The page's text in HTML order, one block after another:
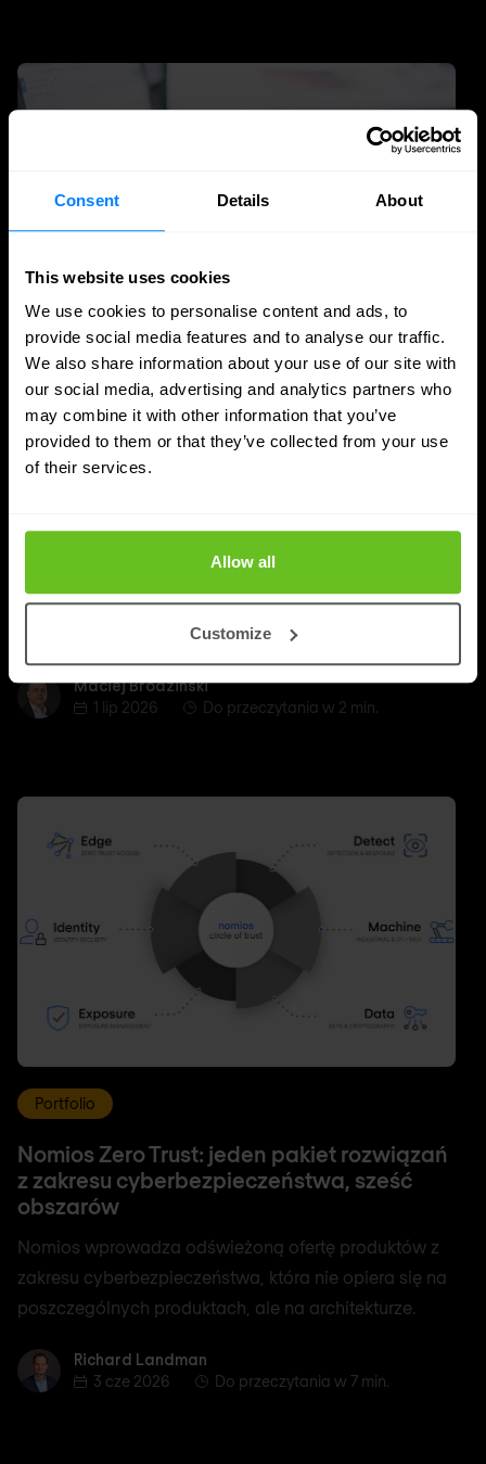
Consent Details About
This website uses cookies
We use cookies to personalise content and ads, to
provide social media features and to analyse our traffic.
We also share information about your use of our site with
our social media, advertising and analytics partners who
may combine it with other information that you’ve
provided to them or that they’ve collected from your use
of their services.
Allow all
Customize
SASE
Praca hybrydowa bez kompromisów.
Zabezpiecz dostęp do danych i aplikacji
dzięki FortiSASE
użytkownika jak i stacji końcowej, na której pracuje.
Zabezpiecz dostęp do danych i aplikacji dzięki
Maciej Brodziński
Maciej Brodziński
1 lip 2026
Do przeczytania w 2 min.
Portfolio
Nomios Zero Trust: jeden pakiet rozwiązań
z zakresu cyberbezpieczeństwa, sześć
obszarów
Nomios wprowadza odświeżoną ofertę produktów z
zakresu cyberbezpieczeństwa, która nie opiera się na
poszczególnych produktach, ale na architekturze.
Richard Landman
Richard Landman
3 cze 2026
Do przeczytania w 7 min.